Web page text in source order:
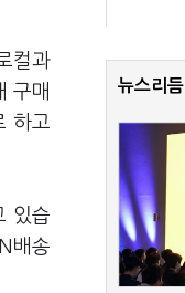
컬과
구매
하고
있습
배송
뉴스리듬